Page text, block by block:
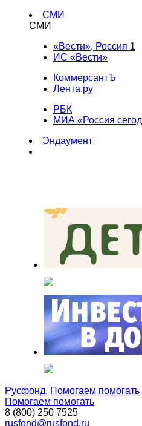
СМИ
СМИ
«Вести», Россия 1
ИС «Вести»
КоммерсантЪ
Лента.ру
РБК
МИА «Россия
Эндаумент
Русфонд. Помогаем помогать
Помогаем помогать
8 (800) 250 7525
rusfond@rusfond.ru